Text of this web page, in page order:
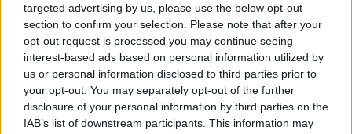
targeted advertising by us, please use the below opt-out
section to confirm your selection. Please note that after your
opt-out request is processed you may continue seeing
interest-based ads based on personal information utilized by
us or personal information disclosed to third parties prior to
your opt-out. You may separately opt-out of the further
disclosure of your personal information by third parties on the
IAB’s list of downstream participants. This information may
Mutatjuk az első hat között végzett sportolóinkat.
A képernyőn át is szurkolhatunk az olimpiáért küzdő